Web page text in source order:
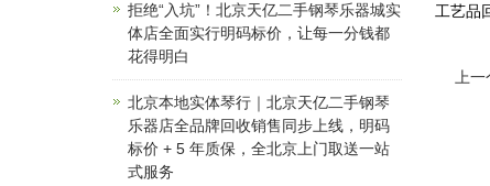
工艺品
上
拒绝“入坑”！北京天亿二手钢琴乐器城实
体店全面实行明码标价，让每一分钱都
花得明白
北京本地实体琴行｜北京天亿二手钢琴
乐器店全品牌回收销售同步上线，明码
标价 + 5 年质保，全北京上门取送一站
式服务